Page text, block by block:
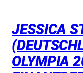
JESSICA
OLYMPIA